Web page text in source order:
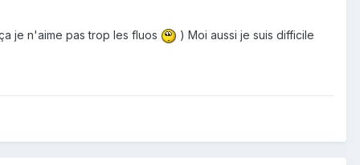
je n'aime pas trop les fluos
) Moi aussi je suis difficile